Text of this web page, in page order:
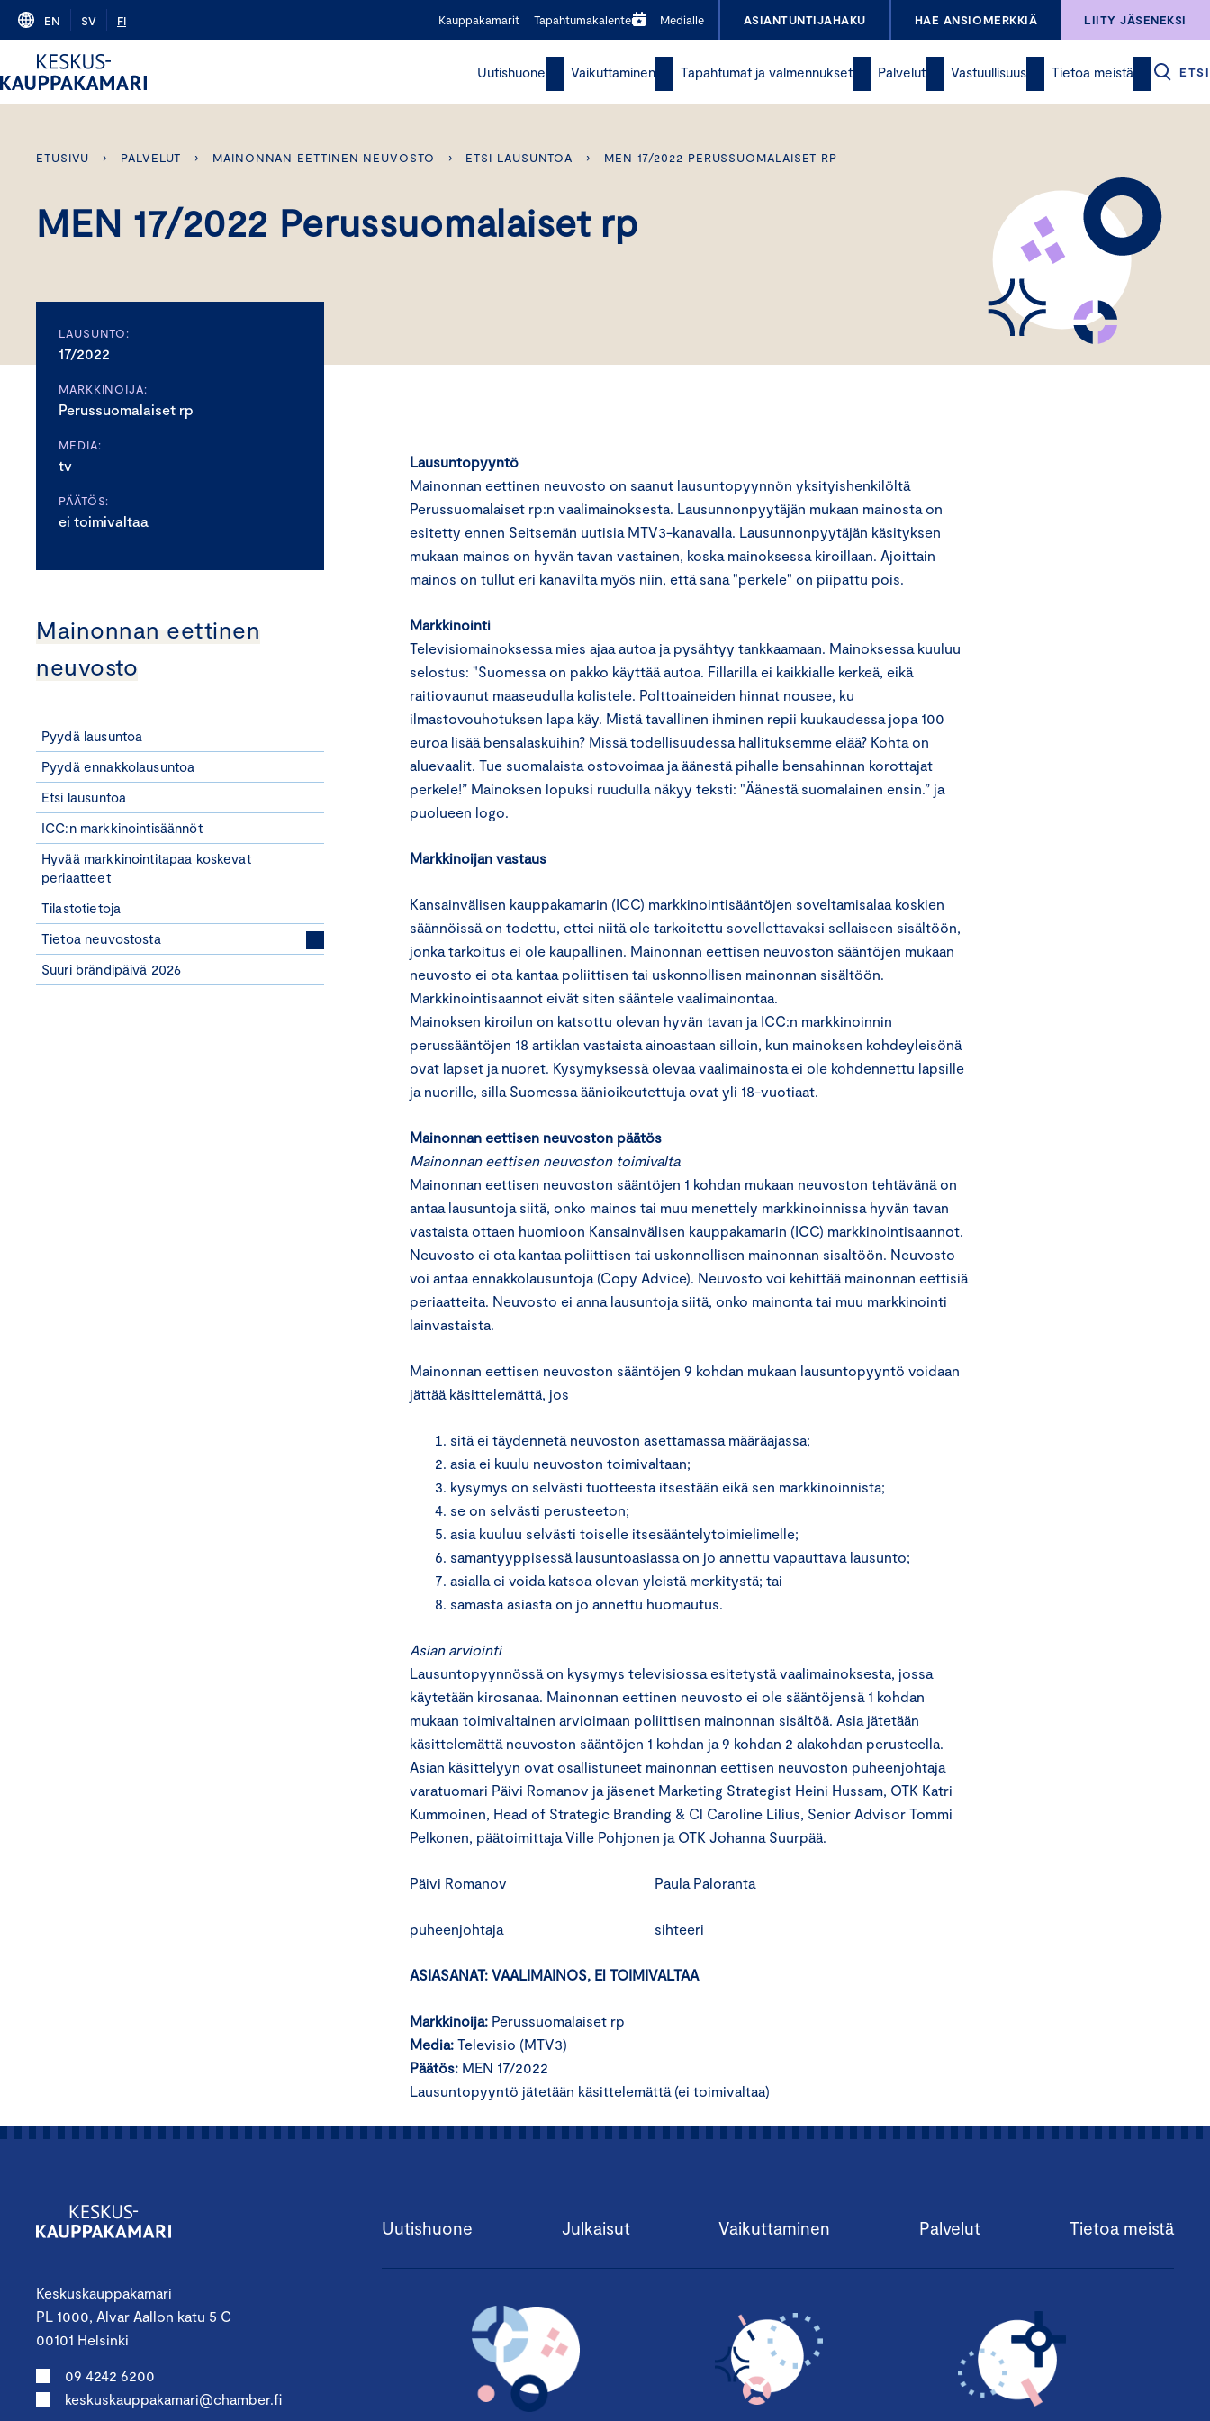
Skip
content
EN SV FI Kauppakamarit Tapahtumakalenteri Medialle ASIANTUNTIJAHAKU HAE ANSIOMERKKIÄ LIITY JÄSENEKSI
Uutishuone Vaikuttaminen Tapahtumat ja valmennukset Palvelut Vastuullisuus Tietoa meistä ETSI
ETUSIVU › PALVELUT › MAINONNAN EETTINEN NEUVOSTO › ETSI LAUSUNTOA › MEN 17/2022 PERUSSUOMALAISET RP
MEN 17/2022 Perussuomalaiset rp
LAUSUNTO:
17/2022
MARKKINOIJA:
Perussuomalaiset rp
MEDIA:
tv
PÄÄTÖS:
ei toimivaltaa
Mainonnan eettinen
neuvosto
Pyydä lausuntoa
Pyydä ennakkolausuntoa
Etsi lausuntoa
ICC:n markkinointisäännöt
Hyvää markkinointitapaa koskevat
periaatteet
Tilastotietoja
Tietoa neuvostosta
Suuri brändipäivä 2026
Lausuntopyyntö
Mainonnan eettinen neuvosto on saanut lausuntopyynnön yksityishenkilöltä
Perussuomalaiset rp:n vaalimainoksesta. Lausunnonpyytäjän mukaan mainosta on
esitetty ennen Seitsemän uutisia MTV3-kanavalla. Lausunnonpyytäjän käsityksen
mukaan mainos on hyvän tavan vastainen, koska mainoksessa kiroillaan. Ajoittain
mainos on tullut eri kanavilta myös niin, että sana "perkele" on piipattu pois.
Markkinointi
Televisiomainoksessa mies ajaa autoa ja pysähtyy tankkaamaan. Mainoksessa kuuluu
selostus: "Suomessa on pakko käyttää autoa. Fillarilla ei kaikkialle kerkeä, eikä
raitiovaunut maaseudulla kolistele. Polttoaineiden hinnat nousee, ku
ilmastovouhotuksen lapa käy. Mistä tavallinen ihminen repii kuukaudessa jopa 100
euroa lisää bensalaskuihin? Missä todellisuudessa hallituksemme elää? Kohta on
aluevaalit. Tue suomalaista ostovoimaa ja äänestä pihalle bensahinnan korottajat
perkele!” Mainoksen lopuksi ruudulla näkyy teksti: "Äänestä suomalainen ensin.” ja
puolueen logo.
Markkinoijan vastaus
Kansainvälisen kauppakamarin (ICC) markkinointisääntöjen soveltamisalaa koskien
säännöissä on todettu, ettei niitä ole tarkoitettu sovellettavaksi sellaiseen sisältöön,
jonka tarkoitus ei ole kaupallinen. Mainonnan eettisen neuvoston sääntöjen mukaan
neuvosto ei ota kantaa poliittisen tai uskonnollisen mainonnan sisältöön.
Markkinointisaannot eivät siten sääntele vaalimainontaa.
Mainoksen kiroilun on katsottu olevan hyvän tavan ja ICC:n markkinoinnin
perussääntöjen 18 artiklan vastaista ainoastaan silloin, kun mainoksen kohdeyleisönä
ovat lapset ja nuoret. Kysymyksessä olevaa vaalimainosta ei ole kohdennettu lapsille
ja nuorille, silla Suomessa äänioikeutettuja ovat yli 18-vuotiaat.
Mainonnan eettisen neuvoston päätös
Mainonnan eettisen neuvoston toimivalta
Mainonnan eettisen neuvoston sääntöjen 1 kohdan mukaan neuvoston tehtävänä on
antaa lausuntoja siitä, onko mainos tai muu menettely markkinoinnissa hyvän tavan
vastaista ottaen huomioon Kansainvälisen kauppakamarin (ICC) markkinointisaannot.
Neuvosto ei ota kantaa poliittisen tai uskonnollisen mainonnan sisaltöön. Neuvosto
voi antaa ennakkolausuntoja (Copy Advice). Neuvosto voi kehittää mainonnan eettisiä
periaatteita. Neuvosto ei anna lausuntoja siitä, onko mainonta tai muu markkinointi
lainvastaista.
Mainonnan eettisen neuvoston sääntöjen 9 kohdan mukaan lausuntopyyntö voidaan
jättää käsittelemättä, jos
sitä ei täydennetä neuvoston asettamassa määräajassa;
asia ei kuulu neuvoston toimivaltaan;
kysymys on selvästi tuotteesta itsestään eikä sen markkinoinnista;
se on selvästi perusteeton;
asia kuuluu selvästi toiselle itsesääntelytoimielimelle;
samantyyppisessä lausuntoasiassa on jo annettu vapauttava lausunto;
asialla ei voida katsoa olevan yleistä merkitystä; tai
samasta asiasta on jo annettu huomautus.
Asian arviointi
Lausuntopyynnössä on kysymys televisiossa esitetystä vaalimainoksesta, jossa
käytetään kirosanaa. Mainonnan eettinen neuvosto ei ole sääntöjensä 1 kohdan
mukaan toimivaltainen arvioimaan poliittisen mainonnan sisältöä. Asia jätetään
käsittelemättä neuvoston sääntöjen 1 kohdan ja 9 kohdan 2 alakohdan perusteella.
Asian käsittelyyn ovat osallistuneet mainonnan eettisen neuvoston puheenjohtaja
varatuomari Päivi Romanov ja jäsenet Marketing Strategist Heini Hussam, OTK Katri
Kummoinen, Head of Strategic Branding & Cl Caroline Lilius, Senior Advisor Tommi
Pelkonen, päätoimittaja Ville Pohjonen ja OTK Johanna Suurpää.
Päivi Romanov Paula Paloranta
puheenjohtaja sihteeri
ASIASANAT: VAALIMAINOS, El TOIMIVALTAA
Markkinoija: Perussuomalaiset rp
Media: Televisio (MTV3)
Päätös: MEN 17/2022
Lausuntopyyntö jätetään käsittelemättä (ei toimivaltaa)
Keskuskauppakamari
PL 1000, Alvar Aallon katu 5 C
00101 Helsinki
09 4242 6200
keskuskauppakamari@chamber.fi
Uutishuone Julkaisut Vaikuttaminen Palvelut Tietoa meistä